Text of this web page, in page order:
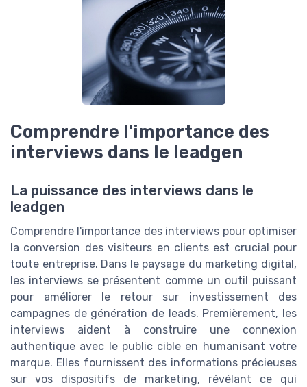
Comprendre l'importance des
interviews dans le leadgen
La puissance des interviews dans le
leadgen
Comprendre l'importance des interviews pour optimiser
la conversion des visiteurs en clients est crucial pour
toute entreprise. Dans le paysage du marketing digital,
les interviews se présentent comme un outil puissant
pour améliorer le retour sur investissement des
campagnes de génération de leads. Premièrement, les
interviews aident à construire une connexion
authentique avec le public cible en humanisant votre
marque. Elles fournissent des informations précieuses
sur vos dispositifs de marketing, révélant ce qui